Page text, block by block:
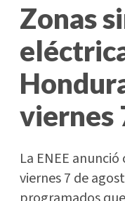
Zonas
viernes
La ENEE
viernes 7 de